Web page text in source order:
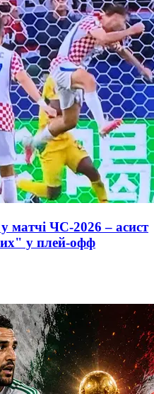
матчі ЧС-2026 – асист
у плей-офф